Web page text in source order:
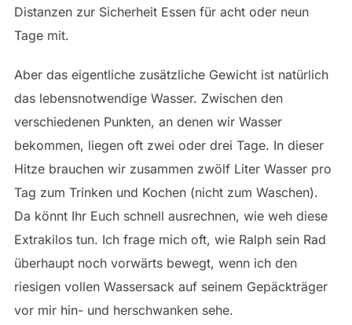
Distanzen zur Sicherheit Essen für acht oder neun
Tage mit.
Aber das eigentliche zusätzliche Gewicht ist natürlich
das lebensnotwendige Wasser. Zwischen den
verschiedenen Punkten, an denen wir Wasser
bekommen, liegen oft zwei oder drei Tage. In dieser
Hitze brauchen wir zusammen zwölf Liter Wasser pro
Tag zum Trinken und Kochen (nicht zum Waschen).
Da könnt Ihr Euch schnell ausrechnen, wie weh diese
Extrakilos tun. Ich frage mich oft, wie Ralph sein Rad
überhaupt noch vorwärts bewegt, wenn ich den
riesigen vollen Wassersack auf seinem Gepäckträger
vor mir hin- und herschwanken sehe.